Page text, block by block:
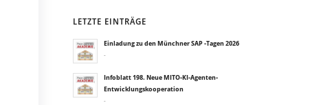
LETZTE EINTRÄGE
Einladung zu den Münchner SAP -Tagen 2026
-
Infoblatt 198. Neue MITO-KI-Agenten-
Entwicklungskooperation
-